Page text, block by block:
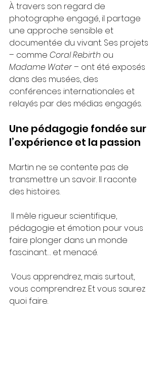
À travers son regard de
photographe engagé, il partage
une approche sensible et
documentée du vivant. Ses projets
– comme Coral Rebirth ou
Madame Water – ont été exposés
dans des musées, des
conférences internationales et
relayés par des médias engagés.
Une pédagogie fondée sur
l’expérience et la passion
Martin ne se contente pas de
transmettre un savoir. Il raconte
des histoires.
pédagogie et émotion pour vous
faire plonger dans un monde
fascinant… et menacé.
vous comprendrez. Et vous saurez
quoi faire.